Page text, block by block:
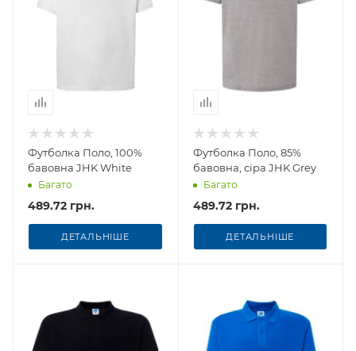
Футболка Поло, 100%
бавовна JHK White
Багато
489.72 грн.
ДЕТАЛЬНІШЕ
Футболка Поло, 85%
бавовна, сіра JHK Grey
Багато
489.72 грн.
ДЕТАЛЬНІШЕ